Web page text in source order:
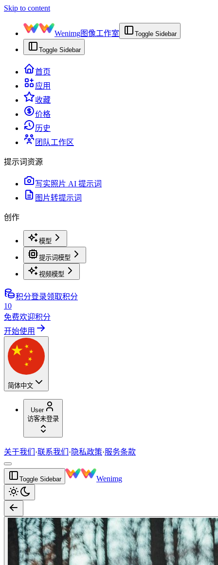
Skip to content
Wenimg图像工作室 Toggle Sidebar
Toggle Sidebar
首页
应用
收藏
价格
历史
团队工作区
提示词资源
写实照片 AI 提示词
图片转提示词
创作
模型
提示词模型
视频模型
积分登录领取积分
10
免费欢迎积分
开始使用
简体中文
User
访客未登录
关于我们 ·联系我们 · 隐私政策·服务条款
Toggle Sidebar Wenimg